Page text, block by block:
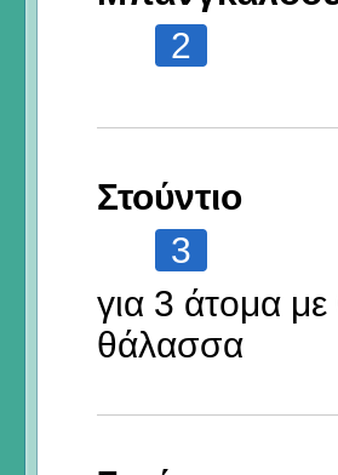
2
Στούντιο
3
για 3 άτομα
θάλασσα